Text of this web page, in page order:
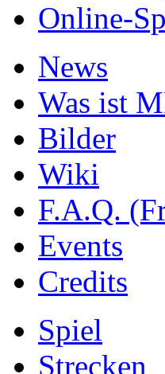
Online-
News
Was ist
Bilder
Wiki
F.A.Q.
Events
Credits
Spiel
Strecken